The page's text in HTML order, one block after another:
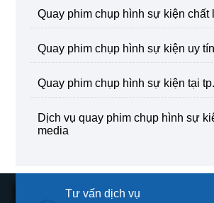
quay phim chụp hình sự kiện
quay phim chụp hình sự kiện uy tín
quay phim chụp hình sự kiện tại
dịch vụ quay phim chụp hình sự kiện – sg
media
Tư vấn dịch vụ